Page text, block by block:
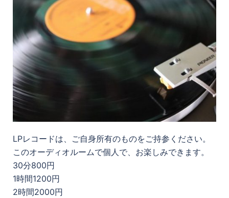
LPレコードは、ご自身所有のものをご持参ください。
このオーディオルームで個人で、お楽しみできます。
30分800円
1時間1200円
2時間2000円